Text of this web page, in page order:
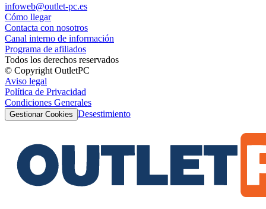
infoweb@outlet-pc.es
Cómo llegar
Contacta con nosotros
Canal interno de información
Programa de afiliados
Todos los derechos reservados
© Copyright OutletPC
Aviso legal
Política de Privacidad
Condiciones Generales
Gestionar Cookies Desestimiento